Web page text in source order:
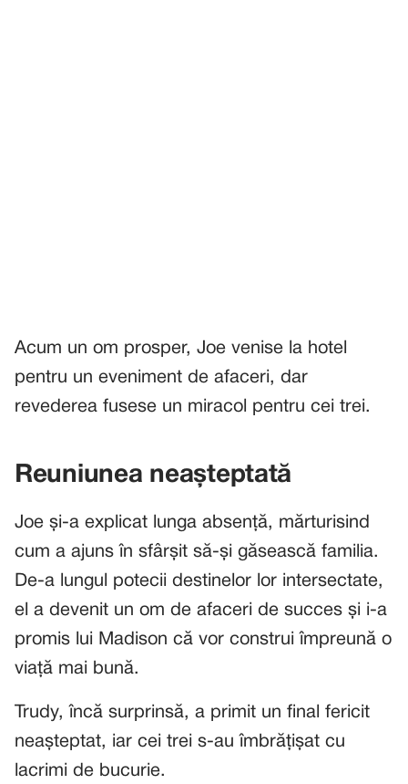
Acum un om prosper, Joe venise la hotel
pentru un eveniment de afaceri, dar
revederea fusese un miracol pentru cei trei.
Reuniunea neașteptată
Joe și-a explicat lunga absență, mărturisind
cum a ajuns în sfârșit să-și găsească familia.
De-a lungul potecii destinelor lor intersectate,
el a devenit un om de afaceri de succes și i-a
promis lui Madison că vor construi împreună o
viață mai bună.
Trudy, încă surprinsă, a primit un final fericit
neașteptat, iar cei trei s-au îmbrățișat cu
lacrimi de bucurie.